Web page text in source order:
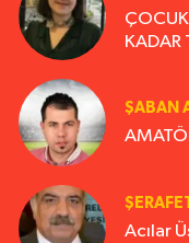
KADAR
ŞABAN
Acılar